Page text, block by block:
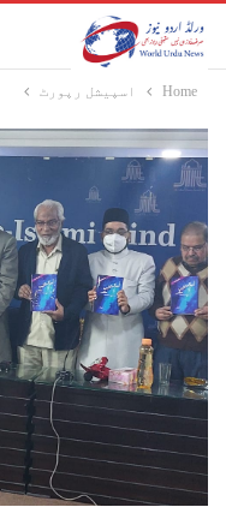
Home اسپیشل رپورٹ